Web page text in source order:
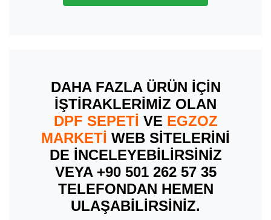
DAHA FAZLA ÜRÜN İÇİN
İŞTİRAKLERİMİZ OLAN
DPF SEPETİ VE EGZOZ
MARKETİ WEB SİTELERİNİ
DE İNCELEYEBİLİRSİNİZ
VEYA +90 501 262 57 35
TELEFONDAN HEMEN
ULAŞABİLİRSİNİZ.